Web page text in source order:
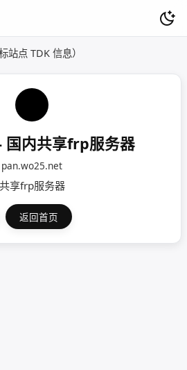
站点 TDK 信息）
内共享frp服务器
pan.wo25.net
共享frp服务器
返回首页